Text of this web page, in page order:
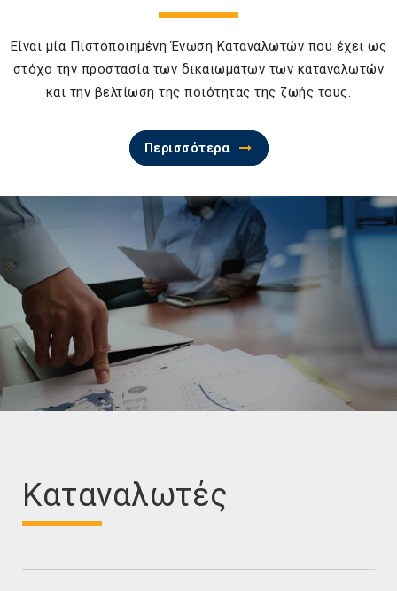
Είναι μία Πιστοποιημένη Ένωση Καταναλωτών που έχει ως
στόχο την προστασία των δικαιωμάτων των καταναλωτών
και την βελτίωση της ποιότητας της ζωής τους.
Περισσότερα
Καταναλωτές